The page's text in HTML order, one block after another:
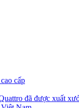
cấp
đã được xuất